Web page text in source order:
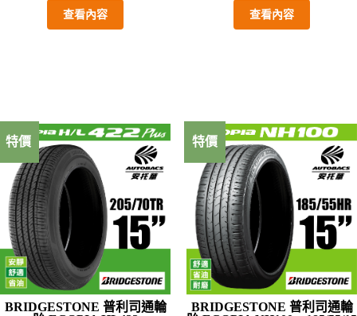
查看內容 查看內容
特價
BRIDGESTONE 普利司通輪
特價
BRIDGESTONE 普利司通輪